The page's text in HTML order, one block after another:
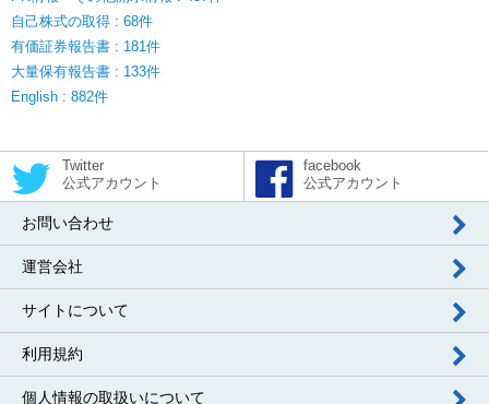
自己株式の取得 : 68件
有価証券報告書 : 181件
大量保有報告書 : 133件
English : 882件
Twitter
公式アカウント
facebook
公式アカウント
お問い合わせ
運営会社
サイトについて
利用規約
個人情報の取扱いについて